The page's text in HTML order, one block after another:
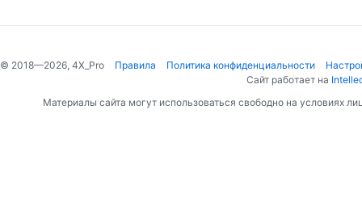
© 2018—2026, 4X_Pro Правила Политика конфиденциальности
Сайт работает на
Материалы сайта могут использоваться свободно на условиях